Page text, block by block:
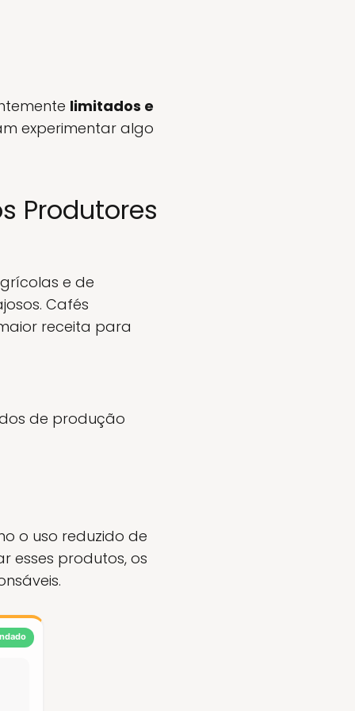
limitados e
experimentar algo
Produtores
e de
Cafés
receita para
de produção
o uso reduzido de
esses produtos, os